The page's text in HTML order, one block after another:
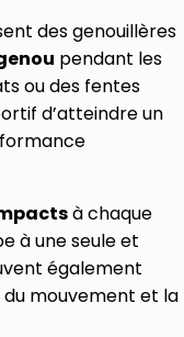
des genouillères
pendant les
ou des fentes
d’atteindre un
à chaque
à une seule et
également
mouvement et la